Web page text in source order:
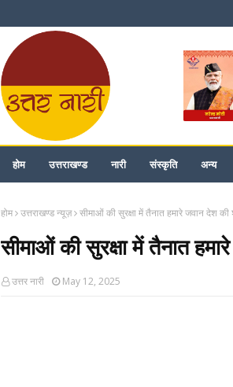
होम उत्तराखण्ड नारी संस्कृति अन्य
होम उत्तराखण्ड न्यूज़ सीमाओं की सुरक्षा में तैनात हमारे जवान देश की
सीमाओं की सुरक्षा में तैनात
उत्तर नारी May 12, 2025